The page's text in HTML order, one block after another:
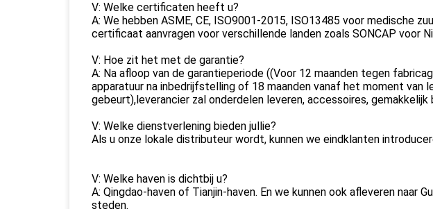
V: Welke certificaten heeft u?
A: We hebben ASME, CE, ISO9001-2015, ISO13485 voor medische
certificaat aanvragen voor verschillende landen zoals SONCAP voor
V: Hoe zit het met de garantie?
A: Na afloop van de garantieperiode ((Voor 12 maanden tegen
apparatuur na inbedrijfstelling of 18 maanden vanaf het moment van
gebeurt),leverancier zal onderdelen leveren, accessoires,
V: Welke dienstverlening bieden jullie?
Als u onze lokale distributeur wordt, kunnen we eindklanten
V: Welke haven is dichtbij u?
A: Qingdao-haven of Tianjin-haven. En we kunnen ook afleveren naar
steden.